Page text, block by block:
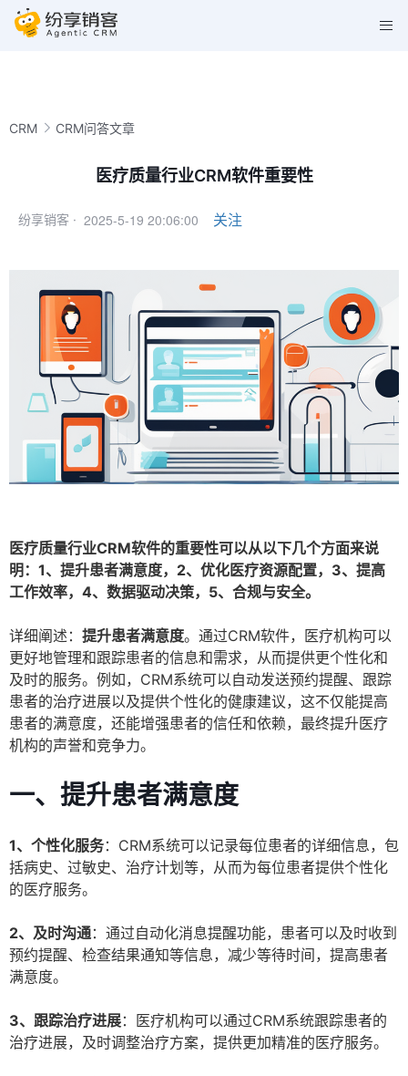
CRM CRM问答文章
医疗质量行业CRM软件重要性
纷享销客 · 2025-5-19 20:06:00 关注
医疗质量行业CRM软件的重要性可以从以下几个方面来说
明：1、提升患者满意度，2、优化医疗资源配置，3、提高
工作效率，4、数据驱动决策，5、合规与安全。
详细阐述： 提升患者满意度。通过CRM软件，医疗机构可以
更好地管理和跟踪患者的信息和需求，从而提供更个性化和
及时的服务。例如，CRM系统可以自动发送预约提醒、跟踪
患者的治疗进展以及提供个性化的健康建议，这不仅能提高
患者的满意度，还能增强患者的信任和依赖，最终提升医疗
机构的声誉和竞争力。
一、提升患者满意度
1、个性化服务：CRM系统可以记录每位患者的详细信息，包
括病史、过敏史、治疗计划等，从而为每位患者提供个性化
的医疗服务。
2、及时沟通：通过自动化消息提醒功能，患者可以及时收到
预约提醒、检查结果通知等信息，减少等待时间，提高患者
满意度。
3、跟踪治疗进展：医疗机构可以通过CRM系统跟踪患者的
治疗进展，及时调整治疗方案，提供更加精准的医疗服务。